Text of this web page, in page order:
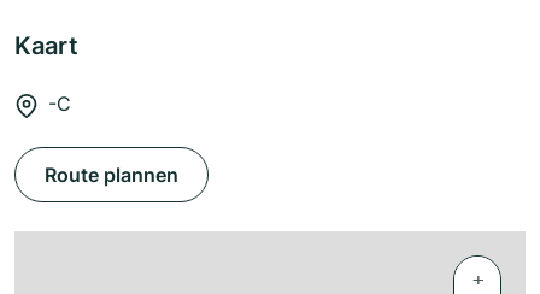
Kaart
-C
Route plannen
+